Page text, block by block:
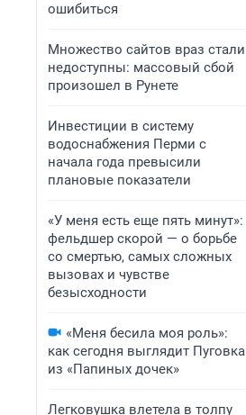
ошибиться
Множество сайтов враз стали
недоступны: массовый сбой
произошел в Рунете
Инвестиции в систему
водоснабжения Перми с
начала года превысили
плановые показатели
«У меня есть еще пять минут»:
фельдшер скорой — о борьбе
со смертью, самых сложных
вызовах и чувстве
безысходности
«Меня бесила моя роль»:
как сегодня выглядит Пуговка
из «Папиных дочек»
Легковушка влетела в толпу